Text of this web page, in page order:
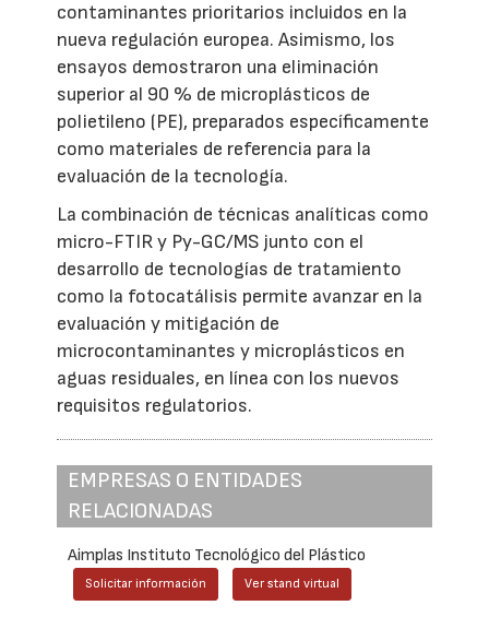
contaminantes prioritarios incluidos en la
nueva regulación europea. Asimismo, los
ensayos demostraron una eliminación
superior al 90 % de microplásticos de
polietileno (PE), preparados específicamente
como materiales de referencia para la
evaluación de la tecnología.
La combinación de técnicas analíticas como
micro-FTIR y Py-GC/MS junto con el
desarrollo de tecnologías de tratamiento
como la fotocatálisis permite avanzar en la
evaluación y mitigación de
microcontaminantes y microplásticos en
aguas residuales, en línea con los nuevos
requisitos regulatorios.
EMPRESAS O ENTIDADES
RELACIONADAS
Aimplas Instituto Tecnológico del Plástico
Solicitar información Ver stand virtual